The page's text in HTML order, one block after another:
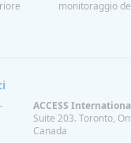
monitoraggio
ACCESS
Suite 203. Toronto,
Canada